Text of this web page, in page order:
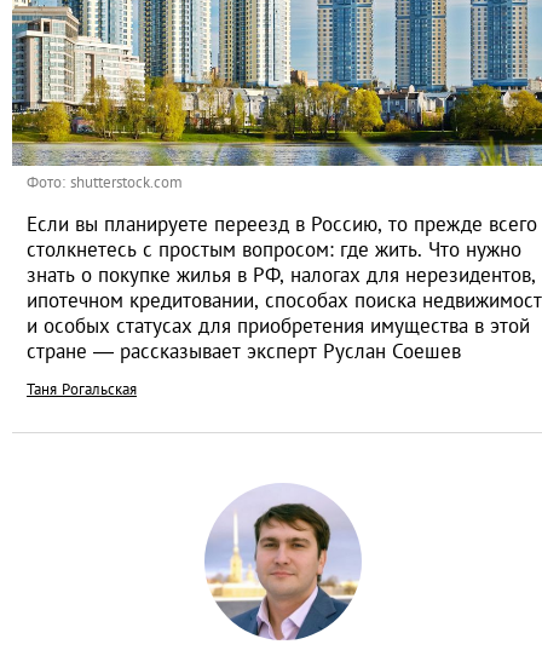
Фото: shutterstock.com
Если вы планируете переезд в Россию, то прежде всего
столкнетесь с простым вопросом: где жить. Что нужно
знать о покупке жилья в РФ, налогах для нерезидентов,
ипотечном кредитовании, способах поиска
и особых статусах для приобретения имущества в этой
стране — рассказывает эксперт Руслан Соешев
Таня Рогальская